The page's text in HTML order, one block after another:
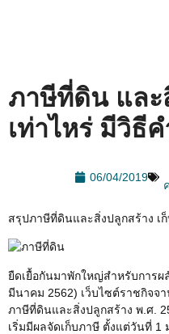
ภาษีที่ดิน และ
เท่าไหร่ มีวิธี
06/04/2019
สรุปภาษีที่ดินและสิ่งปลูกสร้าง เ
ยืดเยื้อกันมาพักใหญ่สำหรับการ
มีนาคม 2562) เว็บไซต์ราชกิจจ
ภาษีที่ดินและสิ่งปลูกสร้าง พ.ศ.
เริ่มมีผลจัดเก็บภาษี ตั้งแต่วันที่ 1